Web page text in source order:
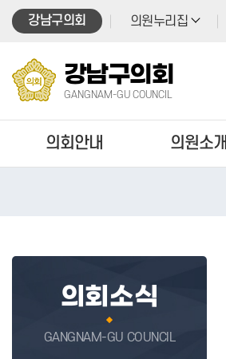
본문바로가기
강남구의회
의원누리집
강남구의회
GANGNAM-GU COUNCIL
의회안내 의원소개
의회소식
GANGNAM-GU COUNCIL